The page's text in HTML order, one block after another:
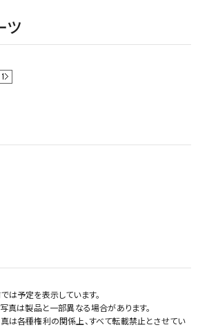
ツ
予定を表示しています。
真は製品と一部異なる場合があります。
は各種権利の関係上、すべて転載禁止とさせてい